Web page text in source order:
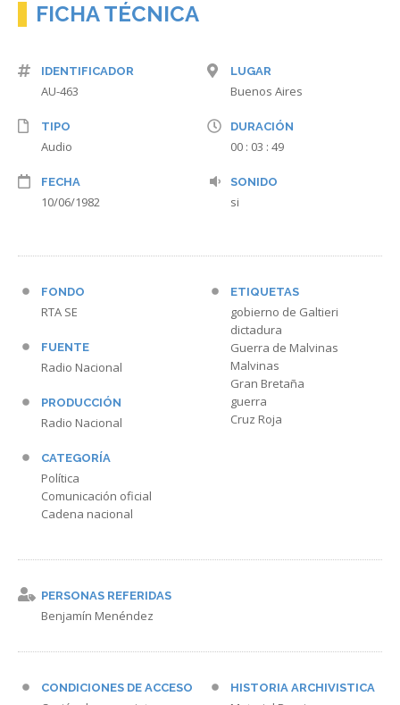
FICHA TÉCNICA
IDENTIFICADOR
AU-463
TIPO
Audio
FECHA
10/06/1982
LUGAR
Buenos Aires
DURACIÓN
00 : 03 : 49
SONIDO
si
FONDO
RTA SE
FUENTE
Radio Nacional
PRODUCCIÓN
Radio Nacional
CATEGORÍA
Política
Comunicación oficial
Cadena nacional
ETIQUETAS
gobierno de Galtieri
dictadura
Guerra de Malvinas
Malvinas
Gran Bretaña
guerra
Cruz Roja
PERSONAS REFERIDAS
Benjamín Menéndez
CONDICIONES DE ACCESO HISTORIA ARCHIVISTICA